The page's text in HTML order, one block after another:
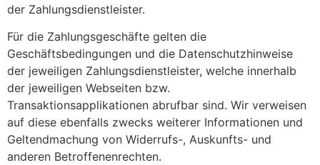
der Zahlungsdienstleister.
Für die Zahlungsgeschäfte gelten die
Geschäftsbedingungen und die Datenschutzhinweise
der jeweiligen Zahlungsdienstleister, welche innerhalb
der jeweiligen Webseiten bzw.
Transaktionsapplikationen abrufbar sind. Wir verweisen
auf diese ebenfalls zwecks weiterer Informationen und
Geltendmachung von Widerrufs-, Auskunfts- und
anderen Betroffenenrechten.